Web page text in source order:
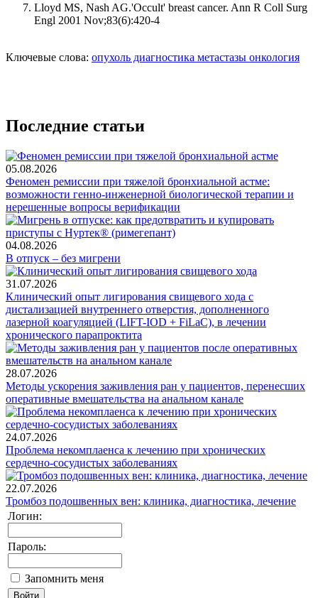
Lloyd MS, Nash AG.'Occult' breast cancer. Ann R Coll Surg
Engl 2001 Nov;83(6):420-4
Ключевые слова: опухоль диагностика метастазы онкология
Последние статьи
05.08.2026
Феномен ремиссии при тяжелой бронхиальной астме:
возможности генно-инженерной биологической терапии и
нерешенные вопросы верификации
04.08.2026
В отпуск – без мигрени
31.07.2026
Клинический опыт лигирования свищевого хода с
дистализацией внутреннего отверстия, дополненного
лазерной коагуляцией (LIFT-IOD + FiLaC), в лечении
хронического парапроктита
28.07.2026
Методы ускорения заживления ран у пациентов, перенесших
оперативные вмешательства на анальном канале
24.07.2026
Проблема некомплаенса к лечению при хронических
сердечно-сосудистых заболеваниях
22.07.2026
Тромбоз подошвенных вен: клиника, диагностика, лечение
Логин:
Пароль:
Запомнить меня